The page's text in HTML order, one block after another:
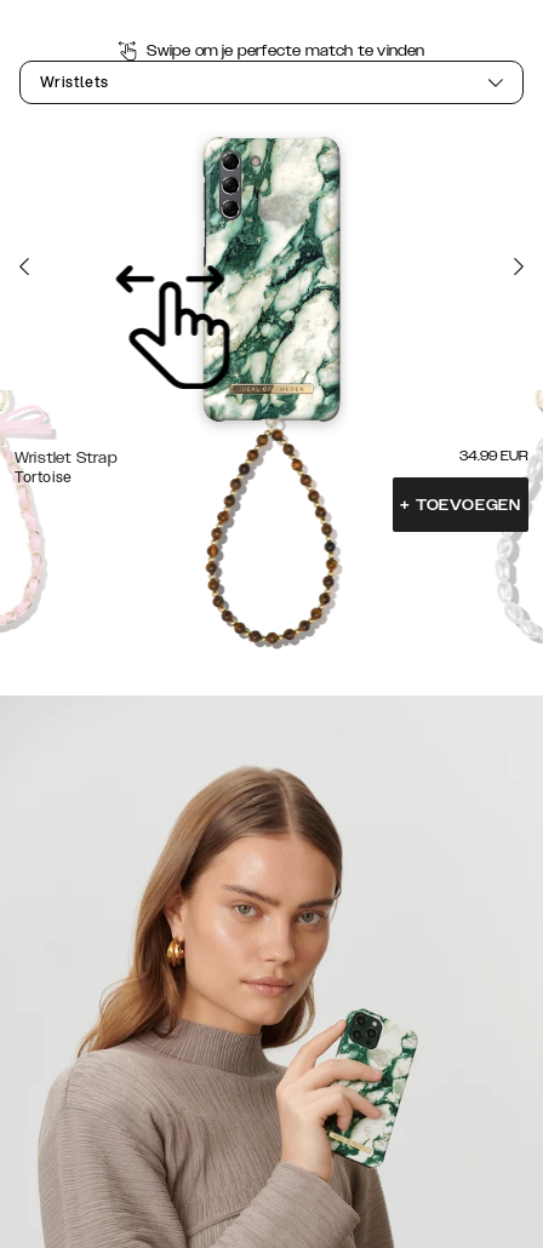
Swipe om je perfecte match te vinden
Wristlets
Wristlet Strap
Tortoise
34.99 EUR
+ TOEVOEGEN